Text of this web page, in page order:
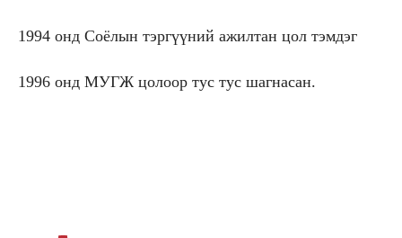
1994 онд Соёлын тэргүүний ажилтан цол тэмдэг
1996 онд МУГЖ цолоор тус тус шагнасан.